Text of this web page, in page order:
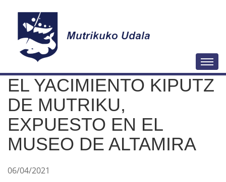
a
EL YACIMIENTO KIPUTZ
DE MUTRIKU,
EXPUESTO EN EL
MUSEO DE ALTAMIRA
06/04/2021